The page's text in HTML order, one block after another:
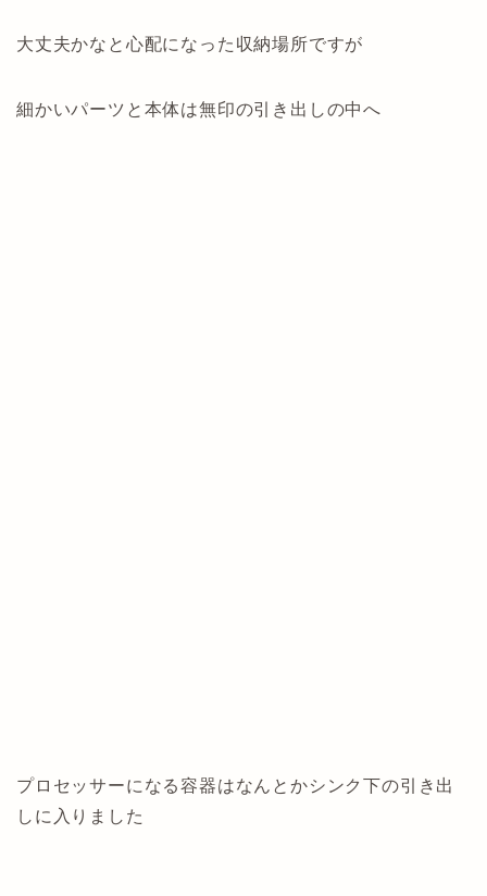
大丈夫かなと心配になった収納場所ですが
細かいパーツと本体は無印の引き出しの中へ
プロセッサーになる容器はなんとかシンク下の引き出
しに入りました